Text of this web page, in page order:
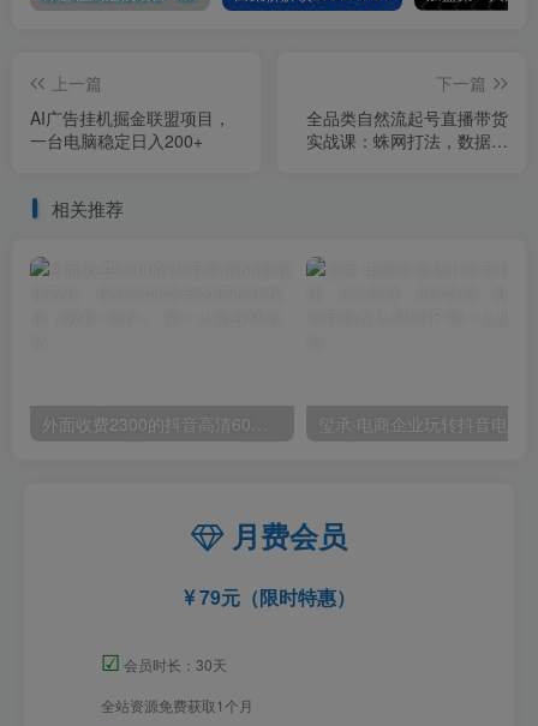
上一篇
AI广告挂机掘金联盟项目，
一台电脑稳定日入200+
下一篇
全品类自然流起号直播带货
实战课：蛛网打法，数据选
相关推荐
外面收费2300的抖音高清60帧视频教程，保证你能学会如何制作视频（教程+插件）
月费会员
79元（限时特惠）
☑ 会员时长：30天
全站资源免费获取1个月